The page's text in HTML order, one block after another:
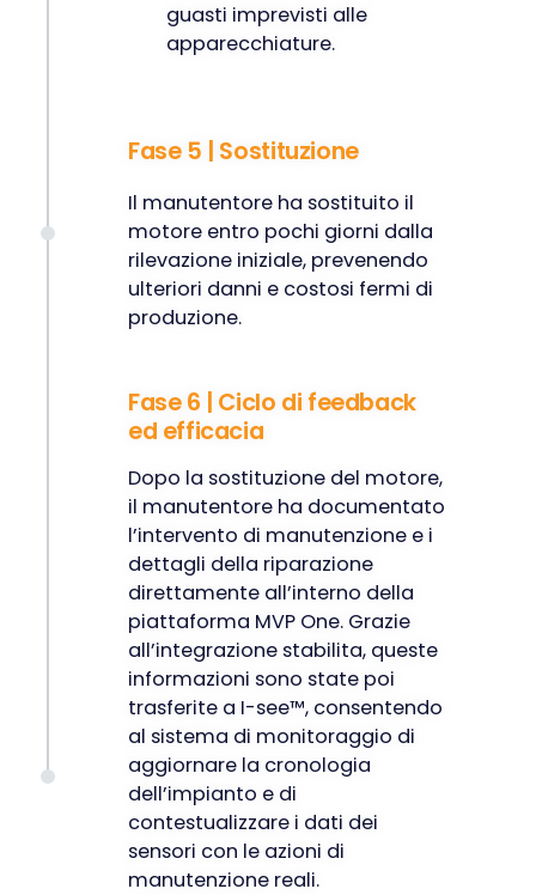
guasti imprevisti alle
apparecchiature.
Fase 5 | Sostituzione
Il manutentore ha sostituito il
motore entro pochi giorni dalla
rilevazione iniziale, prevenendo
ulteriori danni e costosi fermi di
produzione.
Fase 6 | Ciclo di feedback
ed efficacia
Dopo la sostituzione del motore,
il manutentore ha documentato
l’intervento di manutenzione e i
dettagli della riparazione
direttamente all’interno della
piattaforma MVP One. Grazie
all’integrazione stabilita, queste
informazioni sono state poi
trasferite a I-see™, consentendo
al sistema di monitoraggio di
aggiornare la cronologia
dell’impianto e di
contestualizzare i dati dei
sensori con le azioni di
manutenzione reali.